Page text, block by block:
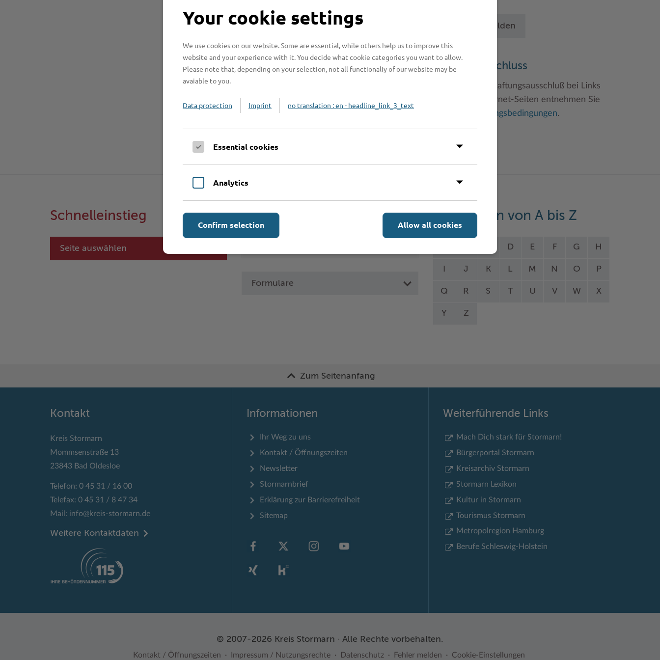
Betrieb anmelden
Haftungsauschluss
Hinweise zum Haftungsausschluß bei Links
zu anderen Internet-Seiten entnehmen Sie
Nutzungsbedingungen.
Schnelleinstieg
Seite auswählen
Online-Services
Formulare
Leistungen von A bis Z
D E F G H
J K L M N O P
Q R S T U V W X
Y Z
Zum Seitenanfang
Kontakt
Kreis Stormarn
Mommsenstraße 13
23843 Bad Oldesloe
Telefon: 0 45 31 / 16 00
Telefax: 0 45 31 / 8 47 34
Mail: info@kreis-stormarn.de
Weitere Kontaktdaten
Informationen
Ihr Weg zu uns
Kontakt / Öffnungszeiten
Newsletter
Stormarnbrief
Erklärung zur Barrierefreiheit
Sitemap
Weiterführende Links
Mach Dich stark für Stormarn!
Bürgerportal Stormarn
Kreisarchiv Stormarn
Stormarn Lexikon
Kultur in Stormarn
Tourismus Stormarn
Metropolregion Hamburg
Berufe Schleswig-Holstein
© 2007-2026 Kreis Stormarn · Alle Rechte vorbehalten.
Kontakt / Öffnungszeiten Impressum / Nutzungsrechte Datenschutz Fehler melden Cookie-Einstellungen
Your cookie settings
We use cookies on our website. Some are essential, while others help us to improve this
website and your experience with it. You decide what cookie categories you want to allow.
Please note that, depending on your selection, not all functionaliy of our website may be
avaiable to you.
Data protection Imprint no translation : en - headline_link_3_text
Essential cookies
Analytics
Allow all cookies
Confirm selection